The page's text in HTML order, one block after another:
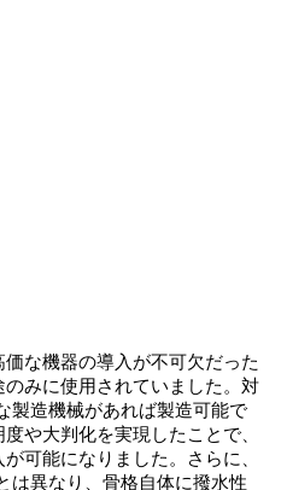
な機器の導入が不可欠だった
みに使用されていました。対
製造機械があれば製造可能で
や大判化を実現したことで、
可能になりました。さらに、
は異なり、骨格自体に撥水性